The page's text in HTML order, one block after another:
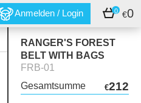
Anmelden / Login 0 €0
RANGER'S FOREST
BELT WITH BAGS
FRB-01
Gesamtsumme
€212